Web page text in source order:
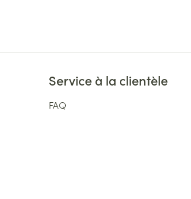
Service à la clientèle
FAQ